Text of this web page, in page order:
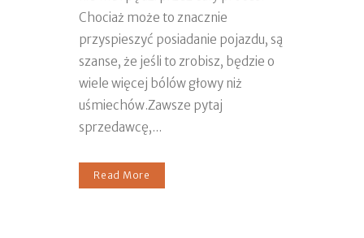
Chociaż może to znacznie
przyspieszyć posiadanie pojazdu, są
szanse, że jeśli to zrobisz, będzie o
wiele więcej bólów głowy niż
uśmiechów.Zawsze pytaj
sprzedawcę,...
Read More